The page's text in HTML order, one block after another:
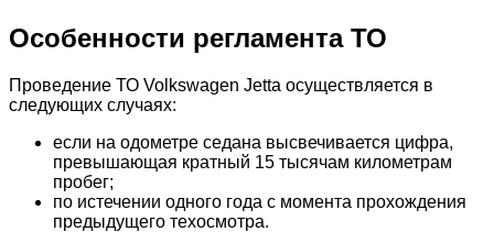
Особенности регламента ТО
Проведение ТО Volkswagen Jetta осуществляется в
следующих случаях:
если на одометре седана высвечивается цифра,
превышающая кратный 15 тысячам километрам
пробег;
по истечении одного года с момента прохождения
предыдущего техосмотра.